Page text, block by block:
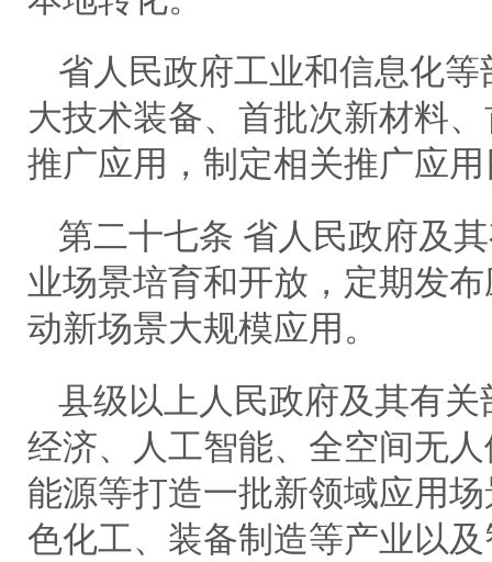
省人民政府工业和信息化
大技术装备、首批次新材料
推广应用，制定相关推广应
第二十七条 省人民政府及
业场景培育和开放，定期发
动新场景大规模应用。
县级以上人民政府及其有
经济、人工智能、全空间无
能源等打造一批新领域应用
色化工、装备制造等产业以